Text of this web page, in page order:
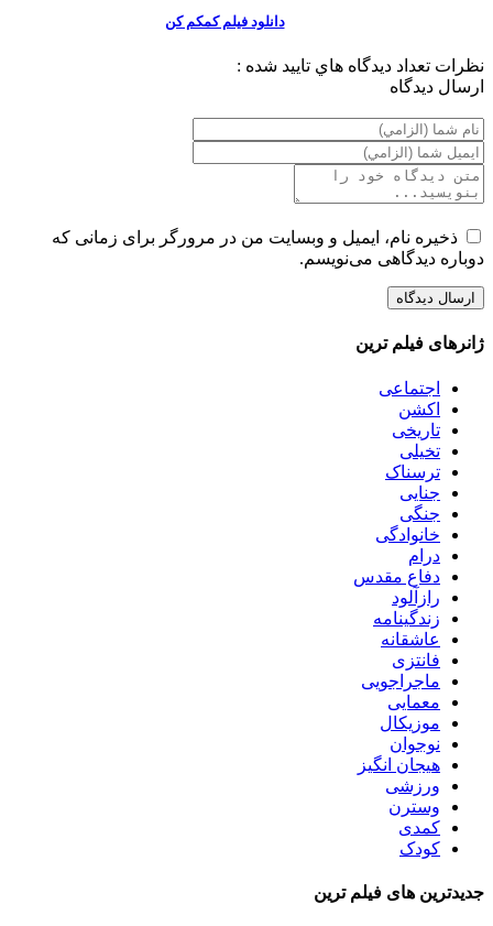
دانلود فیلم کمکم کن
نظرات تعداد ديدگاه هاي تاييد شده :
ارسال ديدگاه
ذخیره نام، ایمیل و وبسایت من در مرورگر برای زمانی که
دوباره دیدگاهی می‌نویسم.
ژانرهای فیلم ترین
اجتماعی
اکشن
تاریخی
تخیلی
ترسناک
جنایی
جنگی
خانوادگی
درام
دفاع مقدس
رازآلود
زندگینامه
عاشقانه
فانتزی
ماجراجویی
معمایی
موزیکال
نوجوان
هیجان انگیز
ورزشی
وسترن
کمدی
کودک
جدیدترین های فیلم ترین